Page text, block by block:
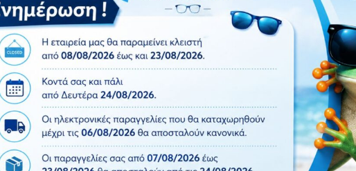
τον υπολογιστή και το κινητό σε σκούρο πράσινο χρώμα.
της οθόνης.